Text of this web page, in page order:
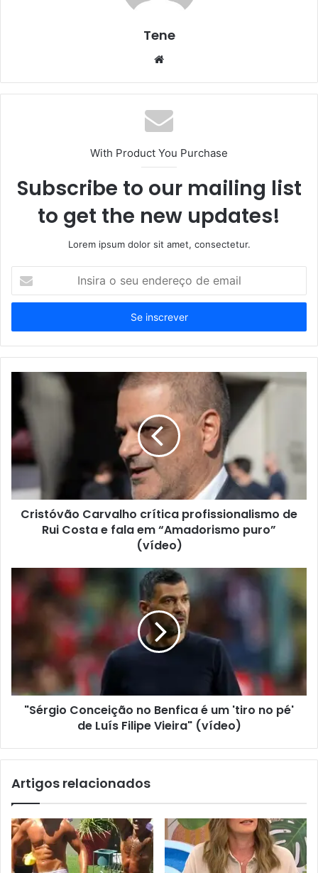
Tene
Website
With Product You Purchase
Subscribe to our mailing list
to get the new updates!
Lorem ipsum dolor sit amet, consectetur.
seu
de
email
Cristóvão Carvalho crítica profissionalismo de
Rui Costa e fala em “Amadorismo puro”
(vídeo)
"Sérgio Conceição no Benfica é um 'tiro no pé'
de Luís Filipe Vieira" (vídeo)
Artigos relacionados